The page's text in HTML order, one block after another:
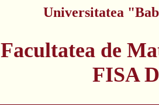
Universitatea
Facultatea de
FISA